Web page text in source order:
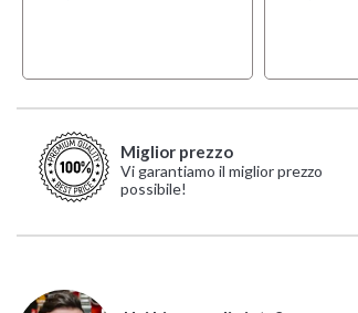
Miglior prezzo
Vi garantiamo il miglior prezzo
possibile!